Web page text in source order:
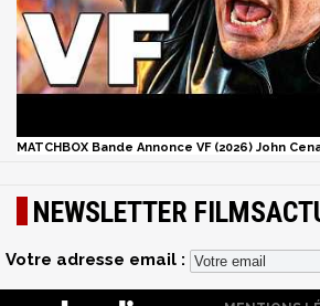
MATCHBOX Bande Annonce VF (2026) John
NEWSLETTER
Votre adresse email :